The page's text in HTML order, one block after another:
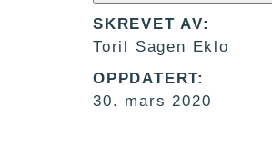
SKREVET AV:
Toril Sagen Eklo
OPPDATERT:
30. mars 2020